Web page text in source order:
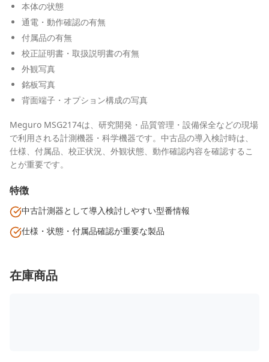
本体の状態
通電・動作確認の有無
付属品の有無
校正証明書・取扱説明書の有無
外観写真
銘板写真
背面端子・オプション構成の写真
Meguro MSG2174は、研究開発・品質管理・設備保全などの現場
で利用される計測機器・科学機器です。中古品の導入検討時は、
仕様、付属品、校正状況、外観状態、動作確認内容を確認するこ
とが重要です。
特徴
中古計測器として導入検討しやすい型番情報
仕様・状態・付属品確認が重要な製品
在庫商品